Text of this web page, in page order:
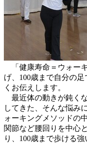
「健康寿命＝ウォー
げ、100歳まで自分の
くお伝えします。
最近体の動きが鈍く
してきた、そんな悩み
ォーキングメソッドの
関節など腰回りを中心
り、100歳まで歩ける